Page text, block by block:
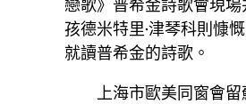
戀歌》普希金詩歌會現
孩德米特里·津琴科則慷
就讀普希金的詩歌。
上海市歐美同窗會